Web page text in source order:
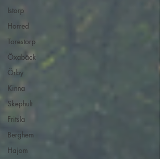
Istorp
Horred
Torestorp
Öxabäck
Örby
Kinna
Skephult
Fritsla
Berghem
Hajom